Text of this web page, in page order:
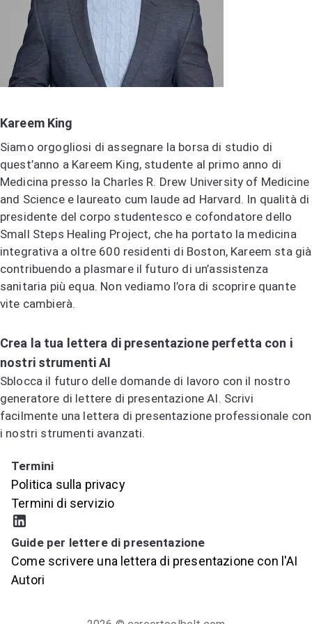
Kareem King
Siamo orgogliosi di assegnare la borsa di studio di
quest’anno a Kareem King, studente al primo anno di
Medicina presso la Charles R. Drew University of Medicine
and Science e laureato cum laude ad Harvard. In qualità di
presidente del corpo studentesco e cofondatore dello
Small Steps Healing Project, che ha portato la medicina
integrativa a oltre 600 residenti di Boston, Kareem sta già
contribuendo a plasmare il futuro di un’assistenza
sanitaria più equa. Non vediamo l’ora di scoprire quante
vite cambierà.
Crea la tua lettera di presentazione perfetta con i
nostri strumenti AI
Sblocca il futuro delle domande di lavoro con il nostro
generatore di lettere di presentazione AI. Scrivi
facilmente una lettera di presentazione professionale con
i nostri strumenti avanzati.
Termini
Politica sulla privacy
Termini di servizio
Guide per lettere di presentazione
Come scrivere una lettera di presentazione con l'AI
Autori